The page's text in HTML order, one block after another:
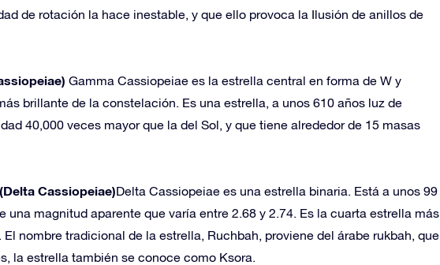
de rotación la hace inestable, y que ello provoca la Ilusión de anillos de
Gamma Cassiopeiae es la estrella central en forma de W y
brillante de la constelación. Es una estrella, a unos 610 años luz de
40,000 veces mayor que la del Sol, y que tiene alrededor de 15 masas
Cassiopeiae)Delta Cassiopeiae es una estrella binaria. Está a unos 99
una magnitud aparente que varía entre 2.68 y 2.74. Es la cuarta estrella más
nombre tradicional de la estrella, Ruchbah, proviene del árabe rukbah, que
la estrella también se conoce como Ksora.